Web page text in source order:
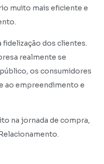
muito mais eficiente e
fidelização dos clientes.
realmente se
os consumidores
ao empreendimento e
na jornada de compra,